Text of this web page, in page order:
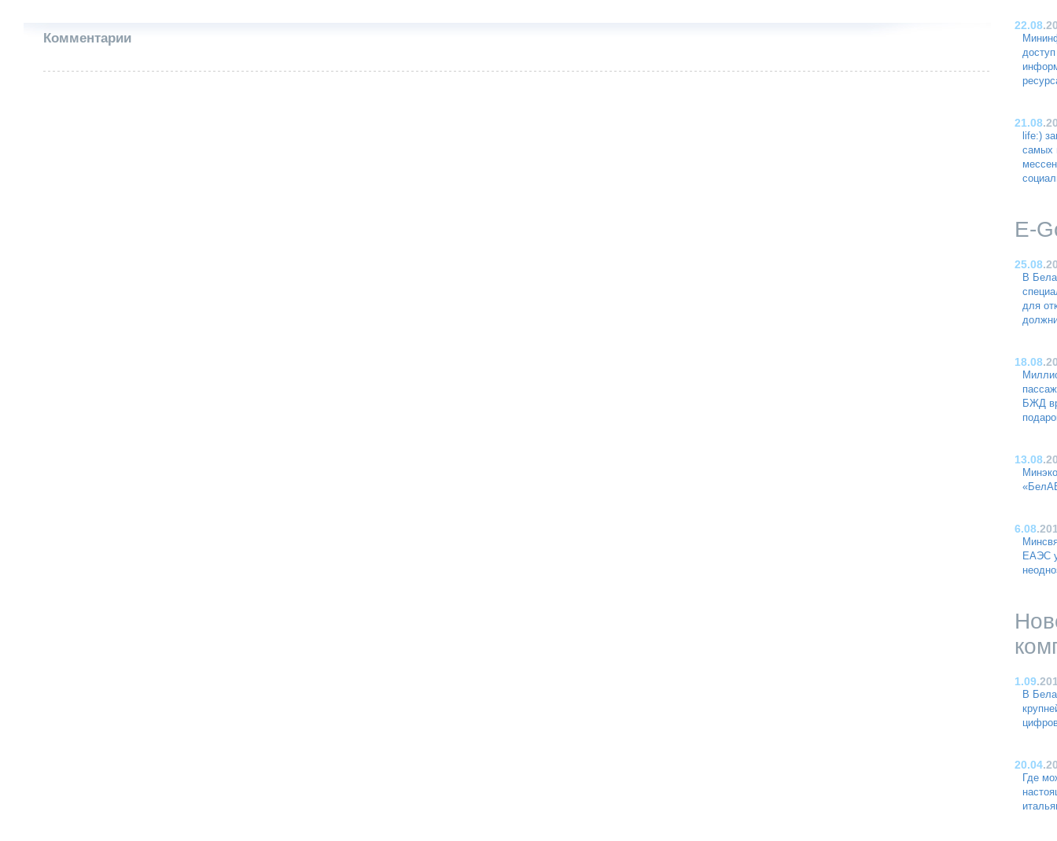
Комментарии
22.08
21.08
life:)
самых
E-
25.08
В
для
18.08
БЖД
13.08
6.08
ЕАЭС
1.09
В
20.04
Где